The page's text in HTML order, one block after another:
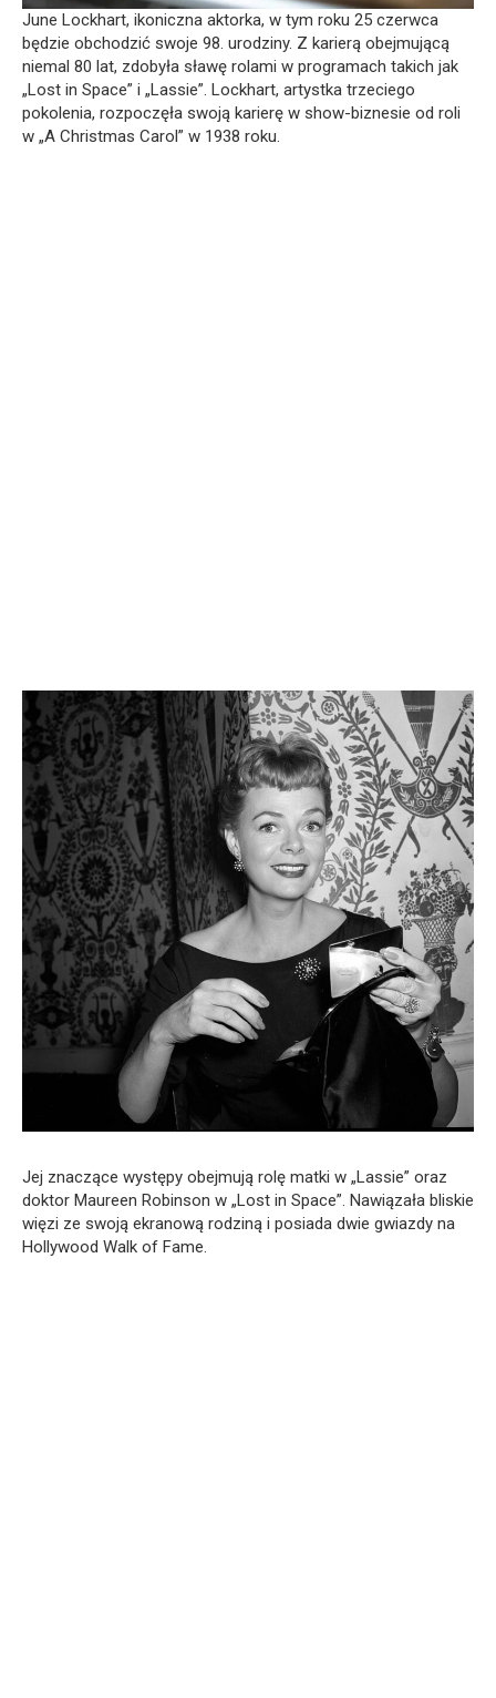
June Lockhart, ikoniczna aktorka, w tym roku 25 czerwca
będzie obchodzić swoje 98. urodziny. Z karierą obejmującą
niemal 80 lat, zdobyła sławę rolami w programach takich jak
„Lost in Space” i „Lassie”. Lockhart, artystka trzeciego
pokolenia, rozpoczęła swoją karierę w show-biznesie od roli
w „A Christmas Carol” w 1938 roku.
Jej znaczące występy obejmują rolę matki w „Lassie” oraz
doktor Maureen Robinson w „Lost in Space”. Nawiązała bliskie
więzi ze swoją ekranową rodziną i posiada dwie gwiazdy na
Hollywood Walk of Fame.